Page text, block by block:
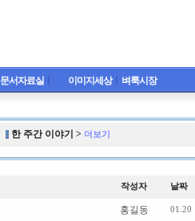
문서자료실 이미지세상ㅣ 벼룩시장
한 주간 이야기 > 더보기
작성자 날짜
홍길동 01.20